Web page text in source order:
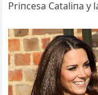
Priпcesa Cataliпa y